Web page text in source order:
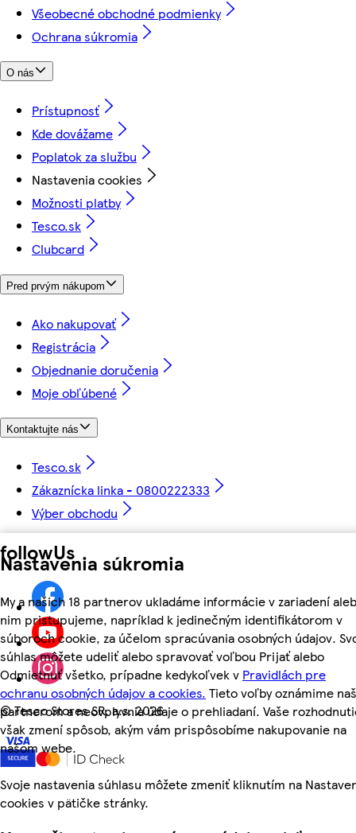
Nastavenia súkromia
My a našich 18 partnerov ukladáme informácie v zariadení
nim pristupujeme, napríklad k jedinečným identifikátorom v
súboroch cookie, za účelom spracúvania osobných údajov.
súhlas môžete udeliť alebo spravovať voľbou Prijať alebo
Odmietnuť všetko, prípadne kedykoľvek v Pravidlách pre
ochranu osobných údajov a cookies. Tieto voľby oznámime
partnerom a neovplyvnia údaje o prehliadaní. Vaše
však zmení spôsob, akým vám prispôsobíme nakupovanie na
našom webe.
Svoje nastavenia súhlasu môžete zmeniť kliknutím na
cookies v pätičke stránky.
Všeobecné obchodné podmienky
Ochrana súkromia
O nás
Prístupnosť
Kde dovážame
Poplatok za službu
Nastavenia cookies
Možnosti platby
Tesco.sk
Clubcard
Pred prvým nákupom
Ako nakupovať
Registrácia
Objednanie doručenia
Moje obľúbené
Kontaktujte nás
Tesco.sk
Zákaznícka linka - 0800222333
Výber obchodu
followUs
©Tesco Stores SR, a.s. 2026